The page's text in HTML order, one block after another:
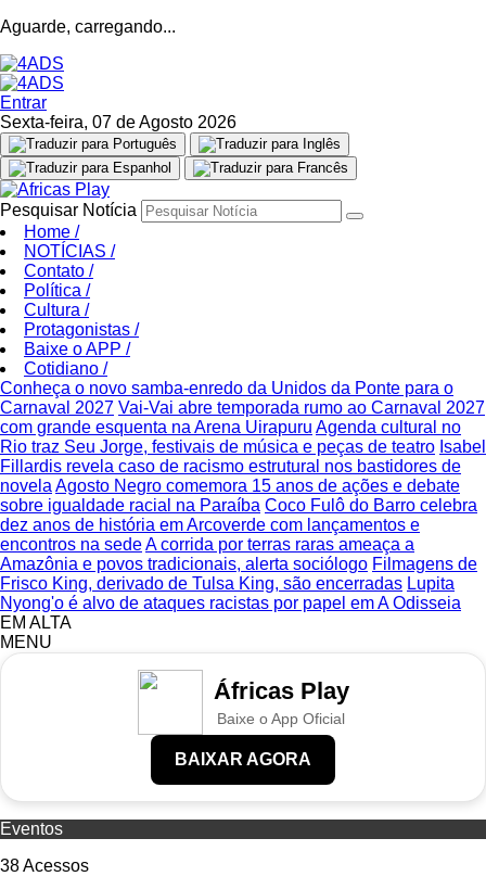
Aguarde, carregando...
Entrar
Sexta-feira, 07 de Agosto 2026
Pesquisar Notícia
Home /
NOTÍCIAS /
Contato /
Política /
Cultura /
Protagonistas /
Baixe o APP /
Cotidiano /
Conheça o novo samba-enredo da Unidos da Ponte para o
Carnaval 2027 Vai-Vai abre temporada rumo ao Carnaval 2027
com grande esquenta na Arena Uirapuru Agenda cultural no
Rio traz Seu Jorge, festivais de música e peças de teatro Isabel
Fillardis revela caso de racismo estrutural nos bastidores de
novela Agosto Negro comemora 15 anos de ações e debate
sobre igualdade racial na Paraíba Coco Fulô do Barro celebra
dez anos de história em Arcoverde com lançamentos e
encontros na sedeA corrida por terras raras ameaça a
Amazônia e povos tradicionais, alerta sociólogo Filmagens de
Frisco King, derivado de Tulsa King, são encerradas Lupita
Nyong'o é alvo de ataques racistas por papel em A Odisseia
EM ALTA
MENU
Áfricas Play
Baixe o App Oficial
BAIXAR AGORA
Eventos
38Acessos